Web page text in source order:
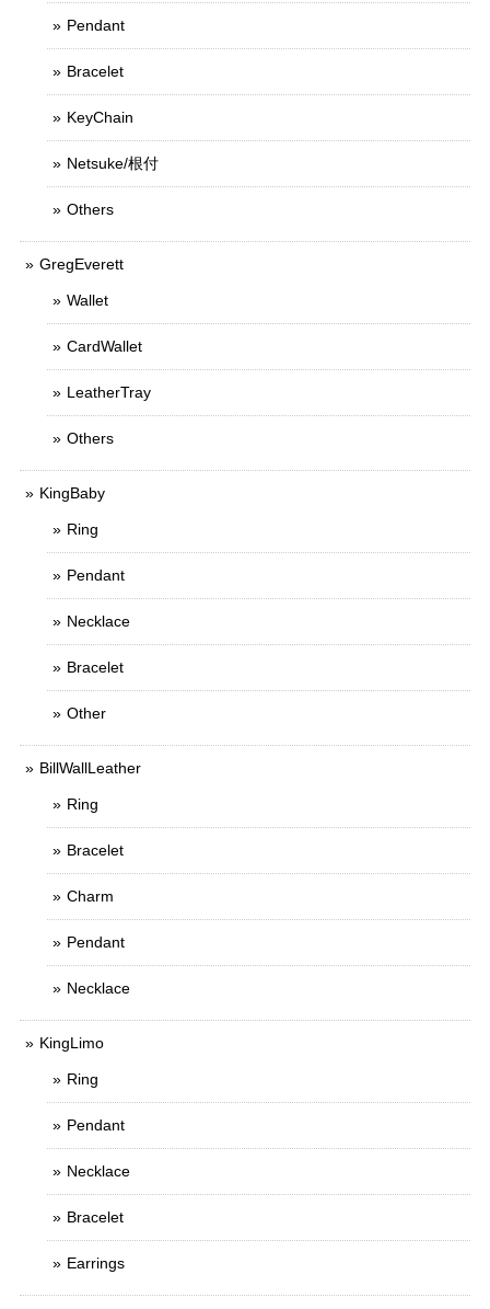
Pendant
Bracelet
KeyChain
Netsuke/根付
Others
GregEverett
Wallet
CardWallet
LeatherTray
Others
KingBaby
Ring
Pendant
Necklace
Bracelet
Other
BillWallLeather
Ring
Bracelet
Charm
Pendant
Necklace
KingLimo
Ring
Pendant
Necklace
Bracelet
Earrings